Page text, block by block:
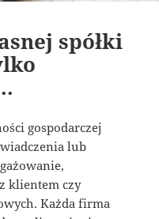
spółki
gospodarczej
lub
klientem czy
Każda firma